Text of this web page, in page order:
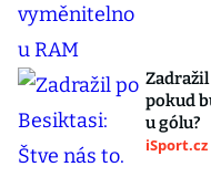
Zadražil
pokud
u gólu?
iSport.cz